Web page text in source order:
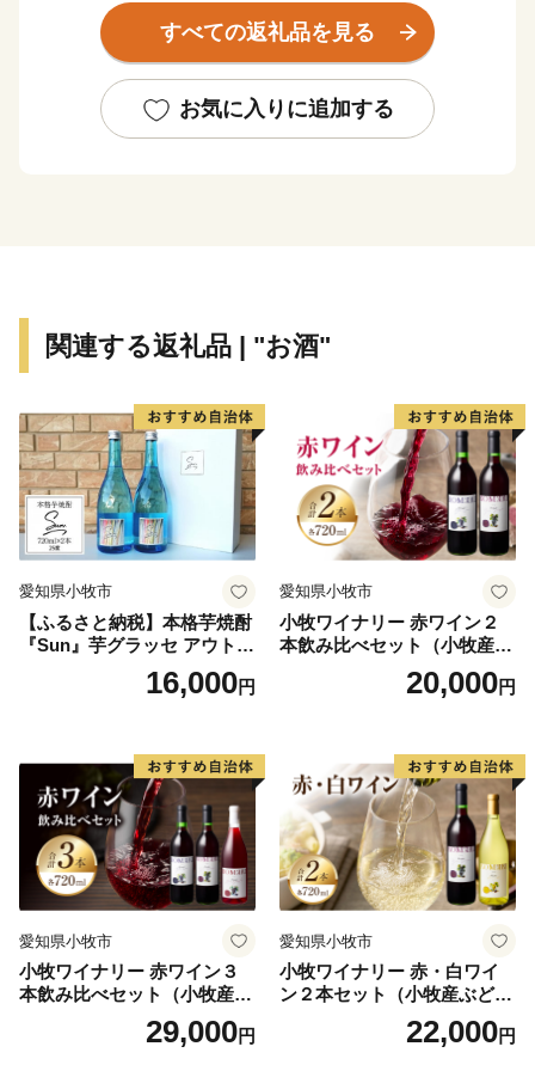
の激しい内陸性気候であり、降雪量は約7mと北海道内
でも有数の豪雪地帯です。
滝川市の自慢は、日本有数の作付面積を誇る菜の花畑。
開花時の5月下旬～6月上旬には市内に菜の花の黄色いじ
すべての返礼品を見る
お気に入りに追加する
関連する返礼品 | "お酒"
愛知県小牧市
【ふるさと納税】本格芋焼酎
『Sun』芋グラッセ アウトド
ア ソロキャンプ ベランピン
グ 巣ごもり 就労支援16,000円
愛知県小牧市
小牧ワイナリー 赤ワイン２
本飲み比べセット（小牧産ぶ
どう100％使用）20,000円
愛知県小牧市
小牧ワイナリー 赤ワイン３
本飲み比べセット（小牧産ぶ
どう100％使用）29,000円
愛知県小牧市
小牧ワイナリー 赤・白ワイ
ン２本セット（小牧産ぶどう
22,000円